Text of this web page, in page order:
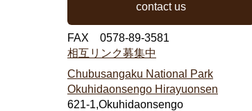
contact us
FAX 0578-89-3581
相互リンク募集中
Chubusangaku National Park
Okuhidaonsengo Hirayuonsen
621-1,Okuhidaonsengo